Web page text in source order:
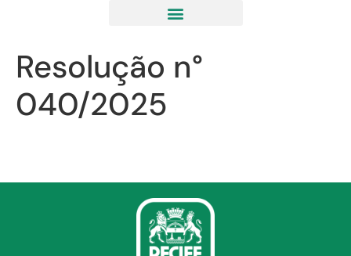
Resolução n°
040/2025